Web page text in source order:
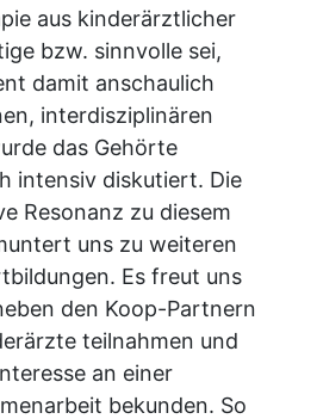
aus kinderärztlicher
bzw. sinnvolle sei,
damit anschaulich
interdisziplinären
das Gehörte
intensiv diskutiert. Die
Resonanz zu diesem
uns zu weiteren
Es freut uns
den Koop-Partnern
teilnahmen und
an einer
bekunden. So